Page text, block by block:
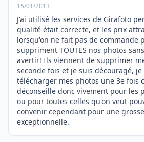
15/01/2013
J'ai utilisé les services de Girafoto
qualité était correcte, et les prix
lorsqu'on ne fait pas de commande
suppriment TOUTES nos photos
avertir! Ils viennent de supprimer
seconde fois et je suis découragé, je
télécharger mes photos une 3e fois
déconseille donc vivement pour les
ou pour toutes celles qu'on veut
convenir cependant pour une
exceptionnelle.